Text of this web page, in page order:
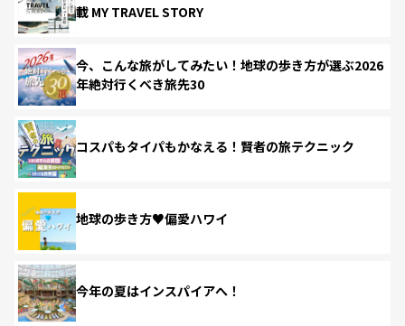
載 MY TRAVEL STORY
今、こんな旅がしてみたい！地球の歩き方が選ぶ2026
年絶対行くべき旅先30
コスパもタイパもかなえる！賢者の旅テクニック
地球の歩き方♥偏愛ハワイ
今年の夏はインスパイアへ！